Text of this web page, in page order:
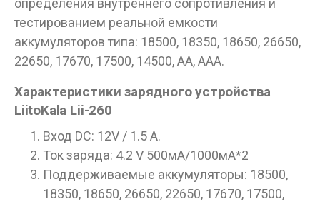
определения внутреннего сопротивления и
тестированием реальной емкости
аккумуляторов типа: 18500, 18350, 18650, 26650,
22650, 17670, 17500, 14500, АA, ААА.
Характеристики зарядного устройства
LiitoKala Lii-260
Вход DC: 12V / 1.5 A.
Ток заряда: 4.2 V 500мА/1000мА*2
Поддерживаемые аккумуляторы: 18500,
18350, 18650, 26650, 22650, 17670, 17500,